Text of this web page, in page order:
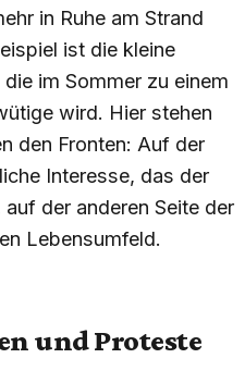
in Ruhe am Strand
ist die kleine
im Sommer zu einem
wird. Hier stehen
den Fronten: Auf der
Interesse, das der
der anderen Seite der
Lebensumfeld.
und Proteste